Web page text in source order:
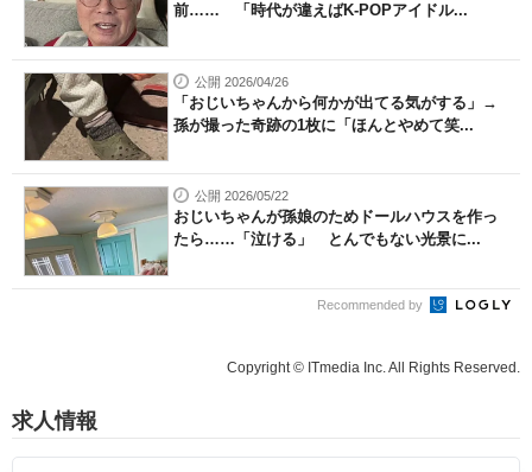
前…… 「時代が違えばK-POPアイドル...
公開 2026/04/26
「おじいちゃんから何かが出てる気がする」→
孫が撮った奇跡の1枚に「ほんとやめて笑...
公開 2026/05/22
おじいちゃんが孫娘のためドールハウスを作っ
たら……「泣ける」 とんでもない光景に...
Recommended by
Copyright © ITmedia Inc. All Rights Reserved.
求人情報